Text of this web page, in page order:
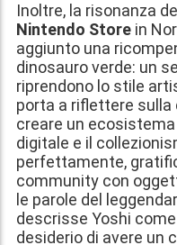
Inoltre, la risonanza
Nintendo Store in
aggiunto una
dinosauro verde: un
riprendono lo stile
porta a riflettere sulla
creare un
digitale e il
perfettamente,
community con
le parole del
descrisse Yoshi
desiderio di avere un